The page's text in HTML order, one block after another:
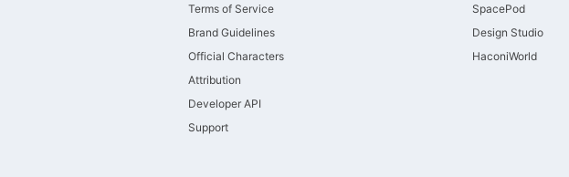
Terms of Service
Brand Guidelines
Official Characters
Attribution
Developer API
Support
SpacePod
Design Studio
HaconiWorld